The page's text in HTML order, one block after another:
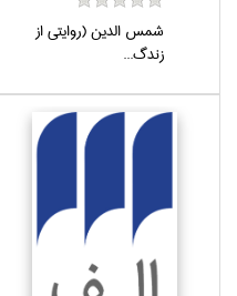
شمس الدين (روايتي از
زندگ...